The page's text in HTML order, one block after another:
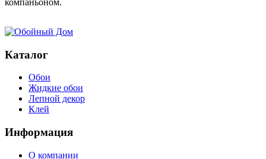
Каталог
Обои
Жидкие обои
Лепной декор
Клей
Информация
О компании